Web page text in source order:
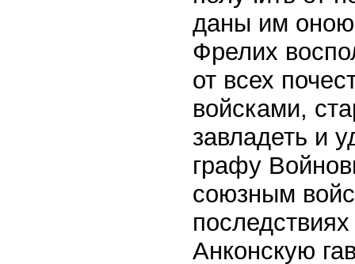
даны им оною
Фрелих
от всех
войсками,
завладеть и
графу
союзным
Анконскую